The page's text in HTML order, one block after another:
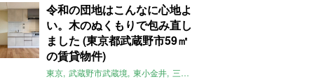
令和の団地はこんなに心地よ
い。木のぬくもりで包み直し
ました (東京都武蔵野市59㎡
の賃貸物件)
東京 武蔵野市武蔵境 東小金井 三鷹